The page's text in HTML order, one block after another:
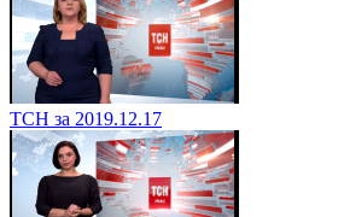
ТСН за 2019.12.17